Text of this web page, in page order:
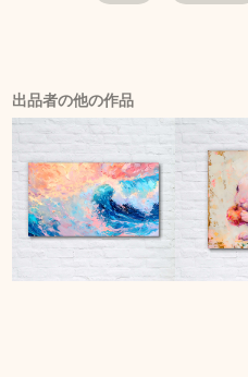
出品者の他の作品